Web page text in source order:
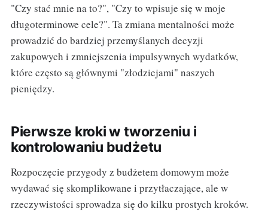
"Czy stać mnie na to?", "Czy to wpisuje się w moje
długoterminowe cele?". Ta zmiana mentalności może
prowadzić do bardziej przemyślanych decyzji
zakupowych i zmniejszenia impulsywnych wydatków,
które często są głównymi "złodziejami" naszych
pieniędzy.
Pierwsze kroki w tworzeniu i
kontrolowaniu budżetu
Rozpoczęcie przygody z budżetem domowym może
wydawać się skomplikowane i przytłaczające, ale w
rzeczywistości sprowadza się do kilku prostych kroków.